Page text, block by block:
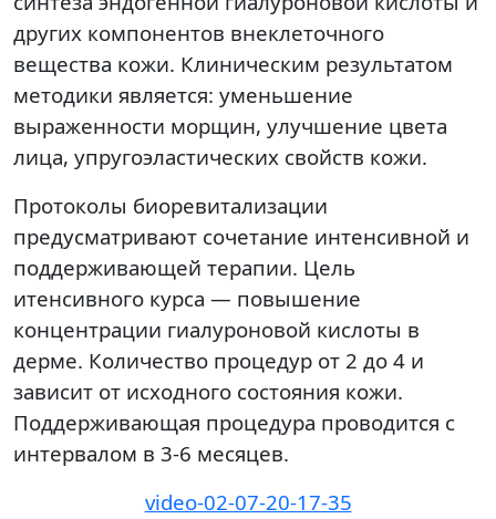
других компонентов внеклеточного
вещества кожи. Клиническим результатом
методики является: уменьшение
выраженности морщин, улучшение цвета
лица, упругоэластических свойств кожи.
Протоколы биоревитализации
предусматривают сочетание интенсивной и
поддерживающей терапии. Цель
итенсивного курса — повышение
концентрации гиалуроновой кислоты в
дерме. Количество процедур от 2 до 4 и
зависит от исходного состояния кожи.
Поддерживающая процедура проводится с
интервалом в 3-6 месяцев.
video-02-07-20-17-35